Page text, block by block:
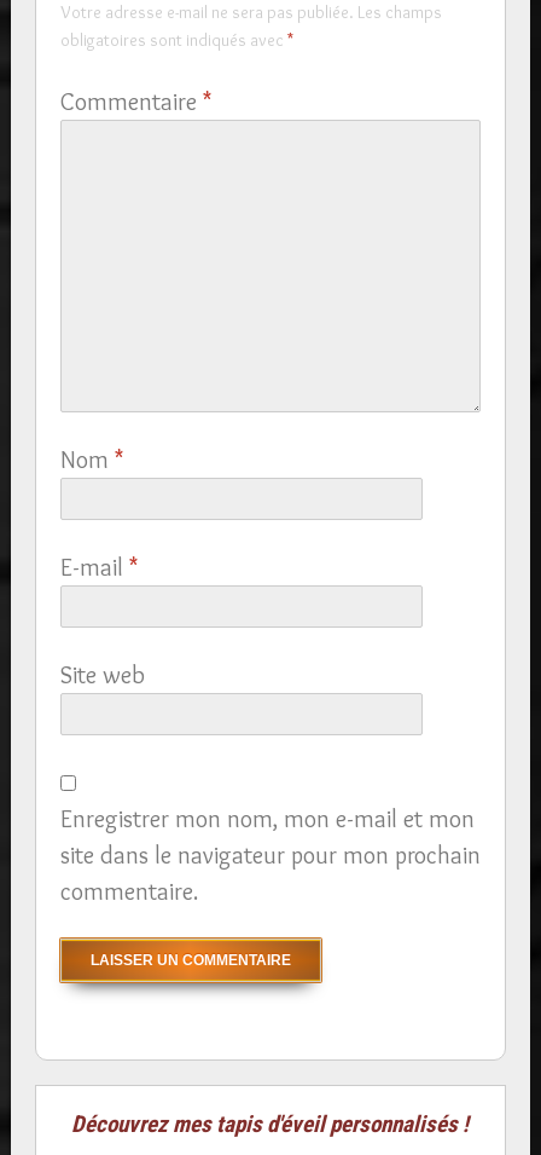
Votre adresse e-mail ne sera pas publiée. Les champs
obligatoires sont indiqués avec *
Commentaire *
Nom *
E-mail *
Site web
Enregistrer mon nom, mon e-mail et mon
site dans le navigateur pour mon prochain
commentaire.
Découvrez mes tapis d'éveil personnalisés !